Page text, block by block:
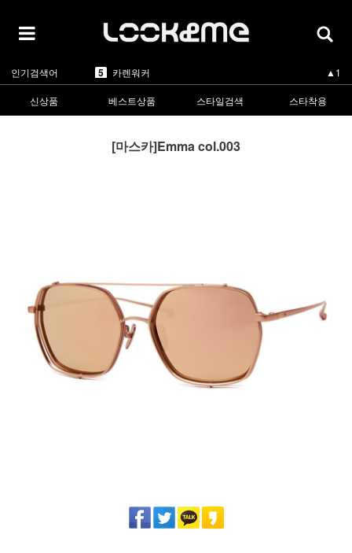
인기검색어
2 마스카 ▲2
린드버그 ▼-2
5 카렌워커 ▲1
1 라피스센시블레
▲2
신상품
베스트상품 스타일검색 스타착용
[마스카]Emma col.003